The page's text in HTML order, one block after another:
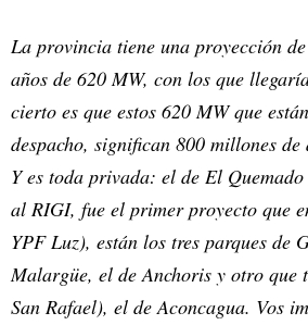
La provincia tiene una proyección
años de 620 MW, con los que
cierto es que estos 620 MW que
despacho, significan 800 millones de
Y es toda privada: el de El
al RIGI, fue el primer proyecto que
YPF Luz), están los tres parques de
Malargüe, el de Anchoris y otro que
San Rafael), el de Aconcagua. Vos